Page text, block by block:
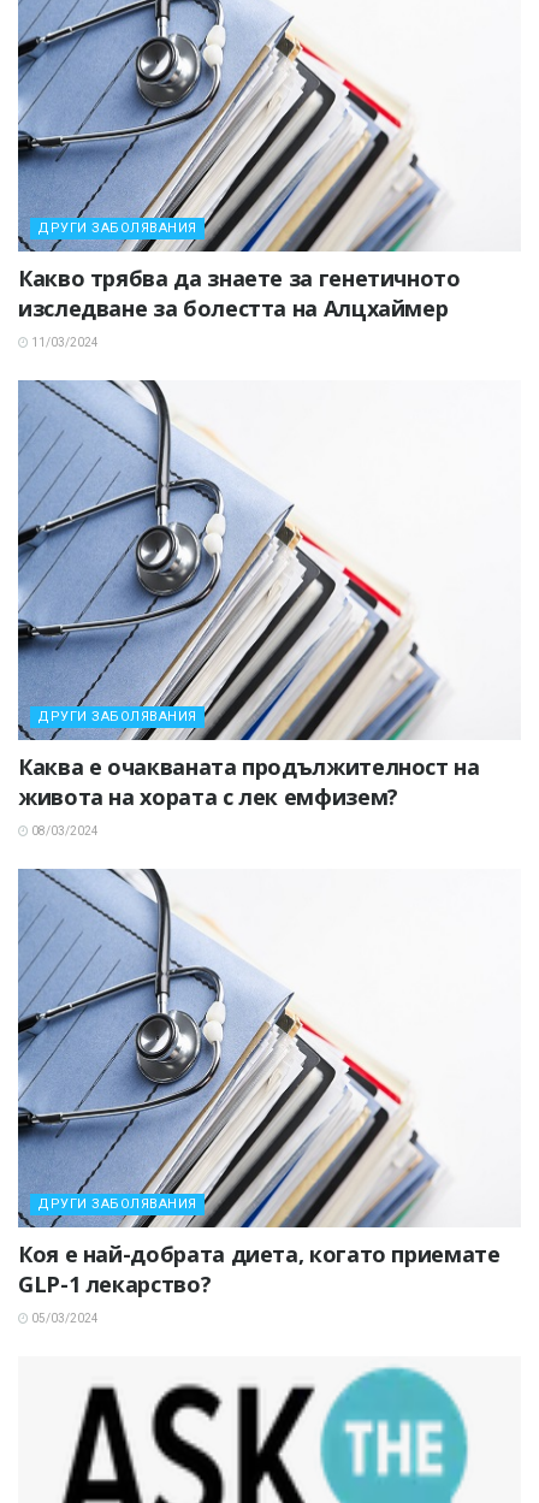
ДРУГИ ЗАБОЛЯВАНИЯ
Какво трябва да знаете за генетичното
изследване за болестта на Алцхаймер
11/03/2024
ДРУГИ ЗАБОЛЯВАНИЯ
Каква е очакваната продължителност на
живота на хората с лек емфизем?
08/03/2024
ДРУГИ ЗАБОЛЯВАНИЯ
Коя е най-добрата диета, когато приемате
GLP-1 лекарство?
05/03/2024